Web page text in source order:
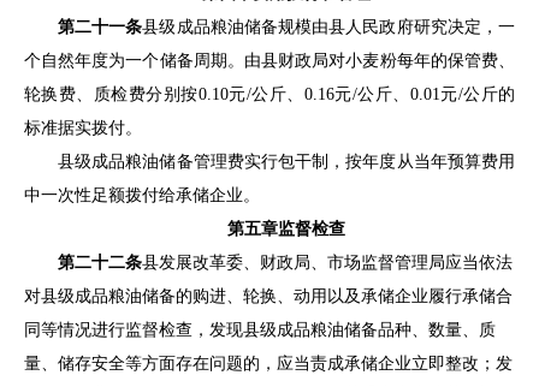
第二十一条县级成品粮油储备规模由县人民政府研究决定，一
个自然年度为一个储备周期。由县财政局对小麦粉每年的保管费、
轮换费、质检费分别按0.10元/公斤、 0.16元/公斤、 0.01元/公斤的
标准据实拨付。
县级成品粮油储备管理费实行包干制，按年度从当年预算费用
中一次性足额拨付给承储企业。
第五章监督检查
第二十二条县发展改革委、财政局、 市场监督管理局应当依法
对县级成品粮油储备的购进、轮换、动用以及承储企业履行承储合
同等情况进行监督检查，发现县级成品粮油储备品种、数量、质
量、储存安全等方面存在问题的，应当责成承储企业立即整改；发